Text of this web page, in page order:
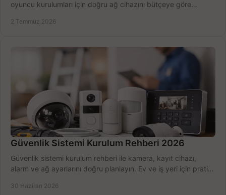
oyuncu kurulumları için doğru ağ cihazını bütçeye göre
2 Temmuz 2026
Güvenlik Sistemi Kurulum Rehberi 2026
Güvenlik sistemi kurulum rehberi ile kamera, kayıt cihazı,
alarm ve ağ ayarlarını doğru planlayın. Ev ve iş yeri için pratik
30 Haziran 2026